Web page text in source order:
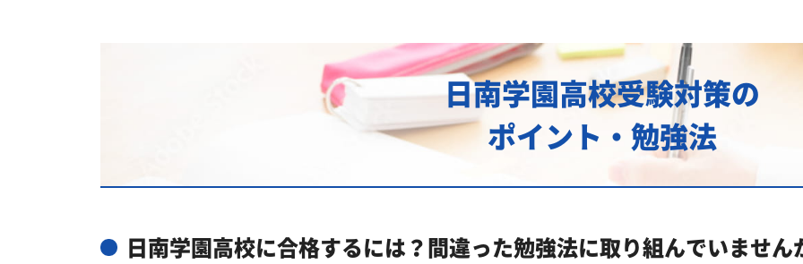
日南学園高校と偏差値が近い公立高校一覧
日南学園高校受験生からのよくある質問
日南学園高校受験対策の
ポイント・勉強法
日南学園高校に合格するには？間違った勉強法に取り組んでいません